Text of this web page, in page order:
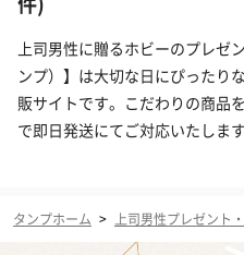
上司男性に贈るホビーのプレゼ
ンプ）】は大切な日にぴったり
販サイトです。こだわりの商品
で即日発送にてご対応いたします
タンプホーム > 上司男性プレゼント